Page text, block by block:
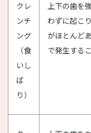
クレ
ンチ
ング
（食
いし
ば
り）
上下の歯を
わずに起こ
がほとんど
で発生する